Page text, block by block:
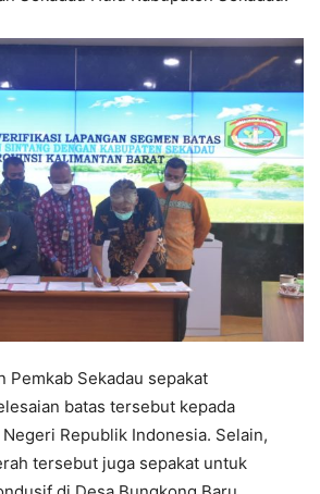
Pemkab Sekadau sepakat
batas tersebut kepada
Republik Indonesia. Selain,
tersebut juga sepakat untuk